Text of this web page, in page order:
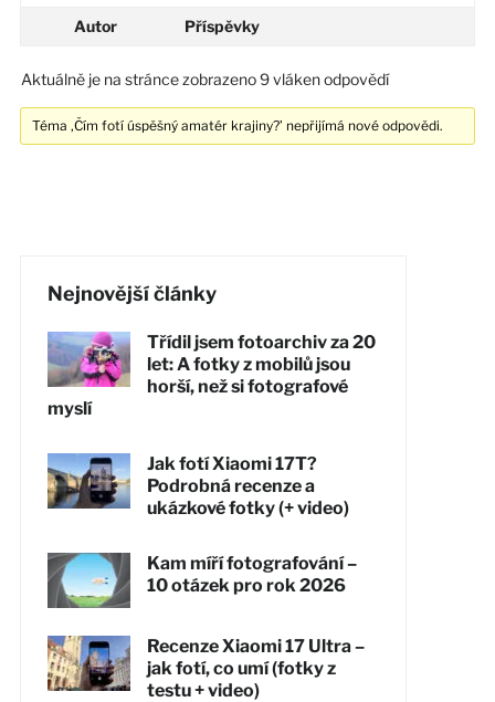
Autor
Příspěvky
Aktuálně je na stránce zobrazeno 9 vláken odpovědí
Téma ‚Čím fotí úspěšný amatér krajiny?’ nepřijímá nové odpovědi.
Nejnovější články
Třídil jsem fotoarchiv za 20
let: A fotky z mobilů jsou
horší, než si fotografové
myslí
Jak fotí Xiaomi 17T?
Podrobná recenze a
ukázkové fotky (+ video)
Kam míří fotografování –
10 otázek pro rok 2026
Recenze Xiaomi 17 Ultra –
jak fotí, co umí (fotky z
testu + video)